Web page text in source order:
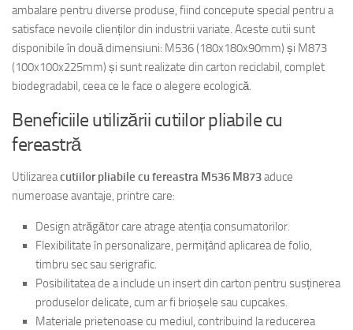
ambalare pentru diverse produse, fiind concepute special pentru a
satisface nevoile clienților din industrii variate. Aceste cutii sunt
disponibile în două dimensiuni: M536 (180x180x90mm) și M873
(100x100x225mm) și sunt realizate din carton reciclabil, complet
biodegradabil, ceea ce le face o alegere ecologică.
Beneficiile utilizării cutiilor pliabile cu
fereastră
Utilizareacutiilor pliabile cu fereastra M536 M873aduce
numeroase avantaje, printre care:
Design atrăgător care atrage atenția consumatorilor.
Flexibilitate în personalizare, permițând aplicarea de folio,
timbru sec sau serigrafic.
Posibilitatea de a include un insert din carton pentru susținerea
produselor delicate, cum ar fi brioșele sau cupcakes.
Materiale prietenoase cu mediul, contribuind la reducerea